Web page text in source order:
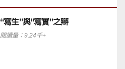
“寫生”與“寫實”之辯
閱讀量：9.24千+